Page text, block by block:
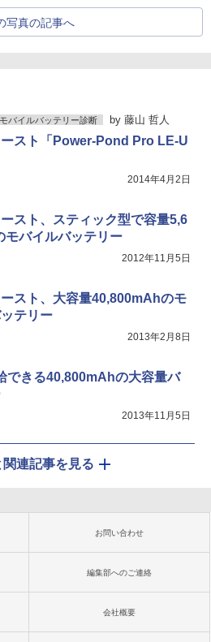
写真の記事へ
バイルバッテリー診断 by 藤山 哲人
スト「Power-Pond Pro LE-U
2014年4月2日
スト、スティック型で容量5,6
モバイルバッテリー
2012年11月5日
スト、大容量40,800mAhのモ
テリー
2013年2月8日
できる40,800mAhの大容量バ
2013年11月5日
関連記事を見る
お問い合わせ
編集部へのご連絡
会社概要